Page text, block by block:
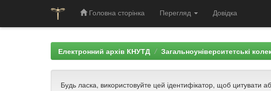
Головна сторінка Перегляд Довідка
Електронний архів КНУТД Загальноуніверситетські
Будь ласка, використовуйте цей ідентифікатор, щоб цитувати